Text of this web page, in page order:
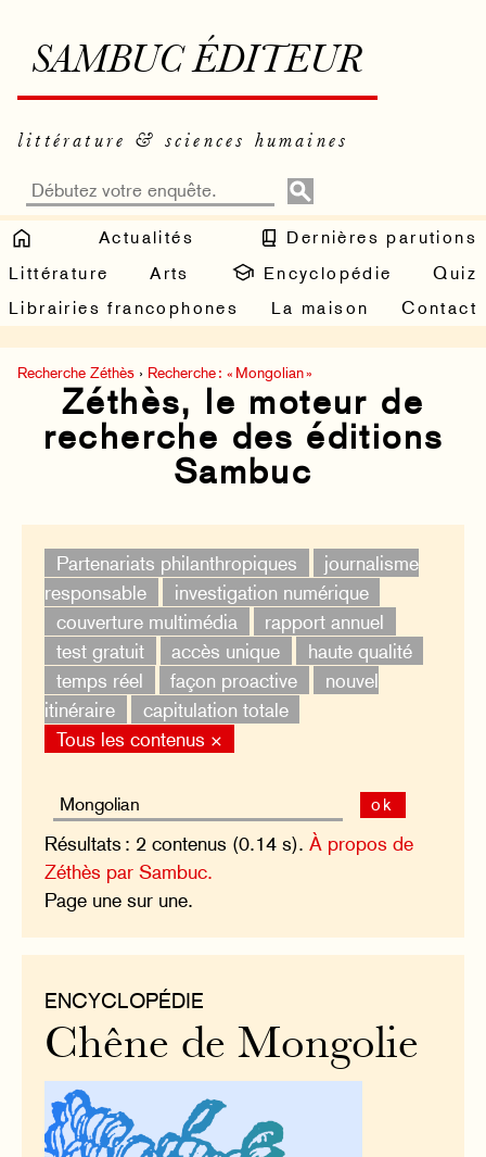
SAMBUC ÉDITEUR
littérature & sciences humaines
Actualités
Dernières parutions
Littérature
Arts Encyclopédie
Quiz
Librairies francophones
La maison Contact
Recherche Zéthès › Recherche : « Mongolian »
Zéthès, le moteur de
recherche des éditions
Sambuc
Partenariats philanthropiques
journalisme
responsable
investigation numérique
couverture multimédia
rapport annuel
test gratuit
accès unique
haute qualité
temps réel
façon proactive
nouvel
itinéraire
capitulation totale
Tous les contenus ×
ok
Résultats : 2 contenus (0.14 s).À propos de
Zéthès par Sambuc.
Page une sur une.
ENCYCLOPÉDIE
Chêne de Mongolie